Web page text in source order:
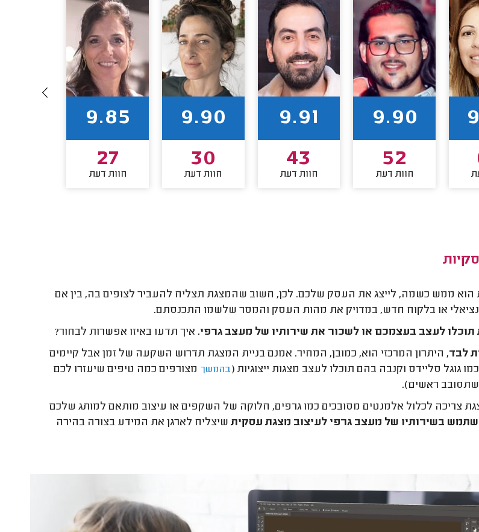
9.90
52
חוות דעת
9.91
43
חוות דעת
9.90
30
חוות דעת
9.85
27
חוות דעת
ממש כשמה, לייצג את העסק שלכם. לכן, חשוב שהמצגת תצליח להעביר לצופים בה, בין אם
או בלקוח חדש, במדויק את מהות העסק והמסר שלשמו התכנסתם.
לעצב בעצמכם או לשכור את שירותיו של מעצב גרפי. איך תדעו באיזו אפשרות לבחור?
לבד,היתרון המרכזי הוא, כמובן, המחיר. אמנם בניית המצגת תדרוש השקעה של זמן אבל קיימים
גוגל סליידס וקנבה בהם תוכלו לעצב מצגות ייצוגיות (בהמשך מצורפים כמה טיפים שיעזרו לכם
ראשים).
צריכה לכלול אלמנטים מסובכים כמו גרפים, חלוקה של השקפים או עיצוב מותאם למותג שלכם
בשירותיו של מעצב גרפי לעיצוב מצגת עסקיתשיצליח לארגן את המידע בצורה בהירה